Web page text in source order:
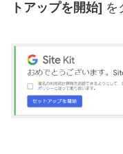
トアップを開始] を